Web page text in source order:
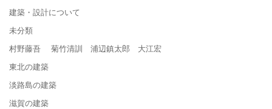
建築・設計について
未分類
村野藤吾 菊竹清訓 浦辺鎮太郎 大江宏
東北の建築
淡路島の建築
滋賀の建築